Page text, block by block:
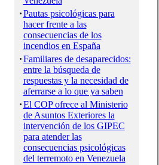
·Pautas psicológicas para
hacer frente a las
consecuencias de los
incendios en España
·Familiares de desaparecidos:
entre la búsqueda de
respuestas y la necesidad de
aferrarse a lo que ya saben
·El COP ofrece al Ministerio
de Asuntos Exteriores la
intervención de los GIPEC
para atender las
consecuencias psicológicas
del terremoto en Venezuela